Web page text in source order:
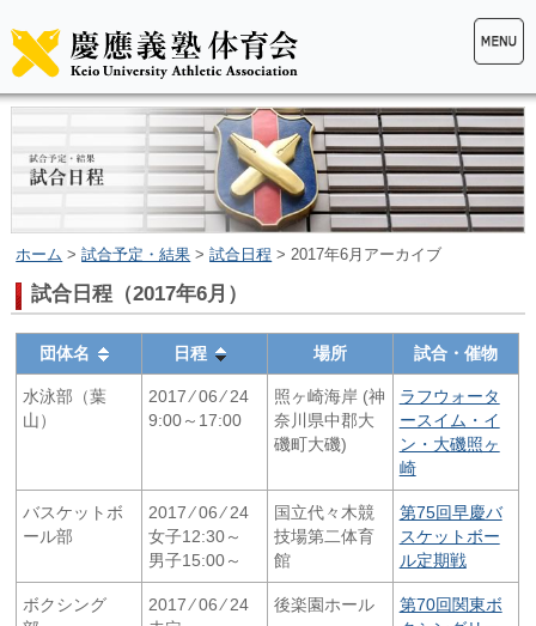
ホーム >試合予定・結果 >試合日程 > 2017年6月アーカイブ
試合日程（2017年6月）
団体名 日程 場所 試合・催物
水泳部（葉
山）
2017 ⁄ 06 ⁄ 24
9:00～17:00
照ヶ崎海岸 (神
奈川県中郡大
磯町大磯)
ラフウォータ
ースイム・イ
ン・大磯照ヶ
崎
バスケットボ
ール部
2017 ⁄ 06 ⁄ 24
女子12:30～
男子15:00～
国立代々木競
技場第二体育
館
第75回早慶バ
スケットボー
ル定期戦
ボクシング
2017 ⁄ 06 ⁄ 24
後楽園ホール
第70回関東ボ